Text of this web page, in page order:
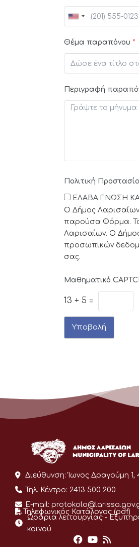
Θέμα παραπόνου *
Περιγραφή
Πολιτική
ΕΛΑΒΑ ΓΝΩΣΗ
Ο Δήμος Λαρισαίων
παρούσα Φόρμα. Τα
Λαρισαίων. Ο
προσωπικών
σας.
Μαθηματικό
13 + 5 =
Υποβολή
Διεύθυνση: Ίωνος Δραγούμη 1,
Τηλ. Κέντρο: 2413 500 200
E-mail:
Τηλεφωνικός Κατάλογος (pdf)
Ωράρια λειτουργίας -
κοινού